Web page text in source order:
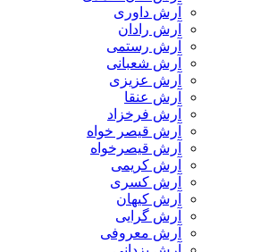
آرش داوری
آرش رادان
آرش رستمى
آرش شعبانی
آرش عزیزی
آرش عنقا
آرش فرخزاد
آرش قیصر خواه
آرش قیصرخواه
آرش کریمی
آرش کسری
آرش کیهان
آرش گرایی
آرش معروفی